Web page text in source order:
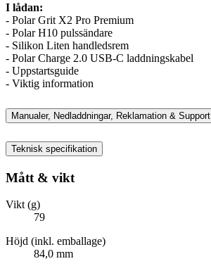
I lådan:
- Polar Grit X2 Pro Premium
- Polar H10 pulssändare
- Silikon Liten handledsrem
- Polar Charge 2.0 USB-C laddningskabel
- Uppstartsguide
- Viktig information
Manualer, Nedladdningar, Reklamation & Support
Teknisk specifikation
Mått & vikt
Vikt (g)
79
Höjd (inkl. emballage)
84,0 mm